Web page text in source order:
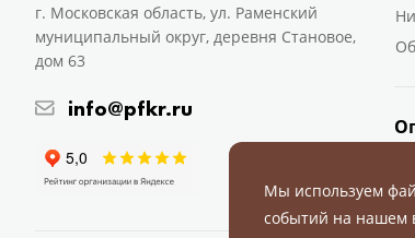
г. Московская область, ул. Раменский
муниципальный округ, деревня Становое,
дом 63
info@pfkr.ru
Мы используем
событий на нашем